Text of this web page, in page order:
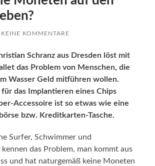
Kontraste
KEINE KOMMENTARE
Schranz aus Dresden löst mit
das Problem von Menschen, die
Wasser Geld mitführen wollen.
das Implantieren eines Chips
Accessoire ist so etwas wie eine
bzw. Kreditkarten-Tasche.
Surfer, Schwimmer und
das Problem, man kommt aus
und hat naturgemäß keine Moneten